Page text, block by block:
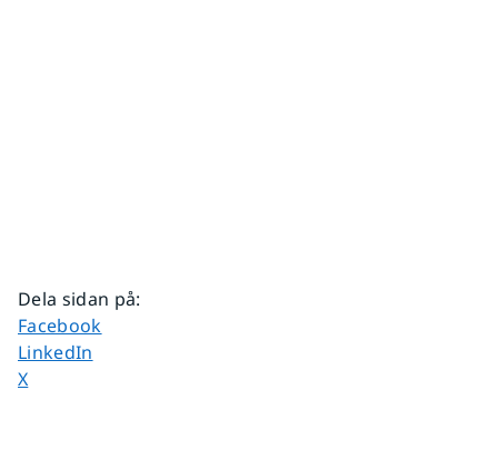
Dela sidan på:
Dela sidan på
Facebook
Dela sidan på
LinkedIn
Dela sidan på
X